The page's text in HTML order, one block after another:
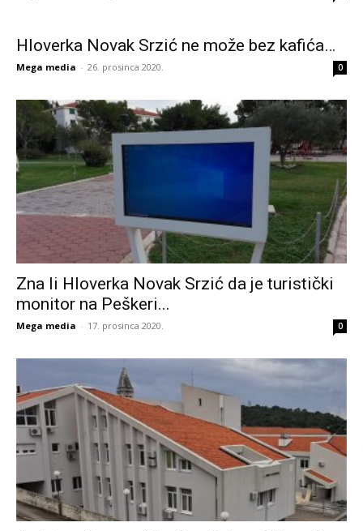
Hloverka Novak Srzić ne može bez kafića…
Mega media - 26. prosinca 2020. 0
Zna li Hloverka Novak Srzić da je turistički
monitor na Peškeri...
Mega media - 17. prosinca 2020. 0